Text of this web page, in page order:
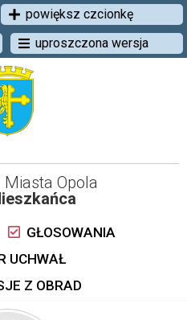
powiększ czcionkę
uproszczona wersja
Miasta Opola
GŁOSOWANIA
UCHWAŁ
Z OBRAD